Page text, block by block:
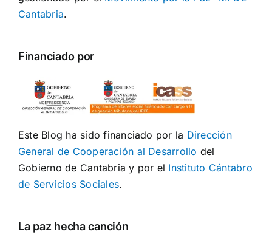
Cantabria.
Financiado por
Este Blog ha sido financiado por la Dirección
General de Cooperación al Desarrollo del
Gobierno de Cantabria y por el Instituto Cántabro
de Servicios Sociales.
La paz hecha canción